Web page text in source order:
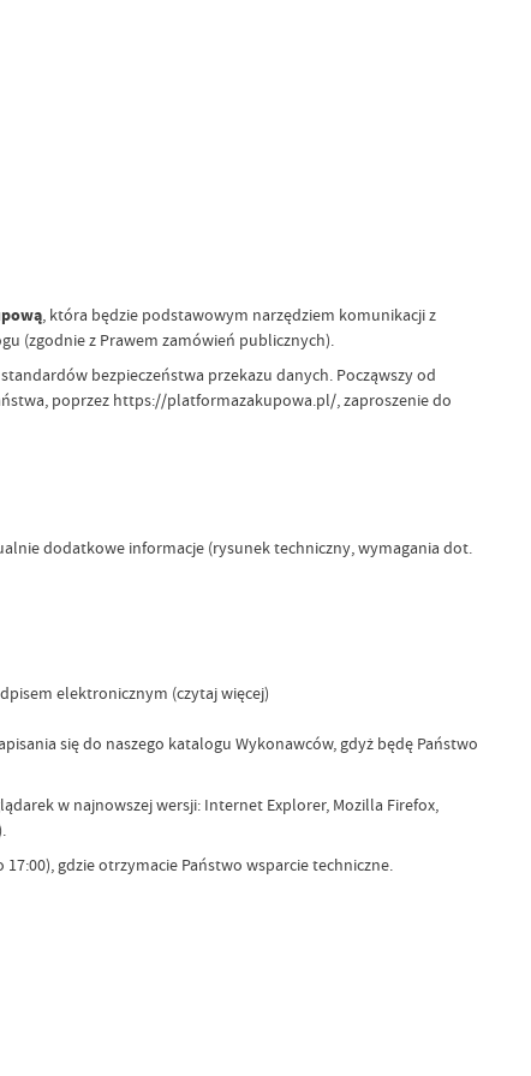
, która będzie podstawowym narzędziem komunikacji z
(zgodnie z Prawem zamówień publicznych).
bezpieczeństwa przekazu danych. Począwszy od
poprzez https://platformazakupowa.pl/, zaproszenie do
dodatkowe informacje (rysunek techniczny, wymagania dot.
elektronicznym (czytaj więcej)
się do naszego katalogu Wykonawców, gdyż będę Państwo
w najnowszej wersji: Internet Explorer, Mozilla Firefox,
gdzie otrzymacie Państwo wsparcie techniczne.